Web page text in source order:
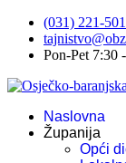
(031) 221-501
Pon-Pet 7:30
Naslovna
Županija
Opći